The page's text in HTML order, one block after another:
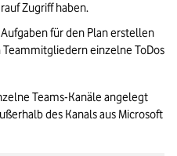
Zugriff haben.
für den Plan erstellen
einzelne ToDos
Teams-Kanäle angelegt
des Kanals aus Microsoft